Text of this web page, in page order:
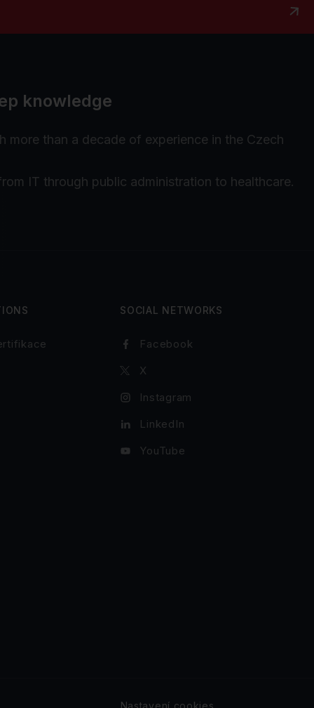
knowledge
than a decade of experience in the Czech
IT through public administration to healthcare.
SOCIAL NETWORKS
Facebook
X
Instagram
LinkedIn
YouTube
Nastavení cookies